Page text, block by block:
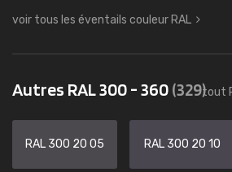
voir tous les éventails couleur RAL
Autres RAL 300 - 360(329)tout
RAL 300 20 05 RAL 300 20 10